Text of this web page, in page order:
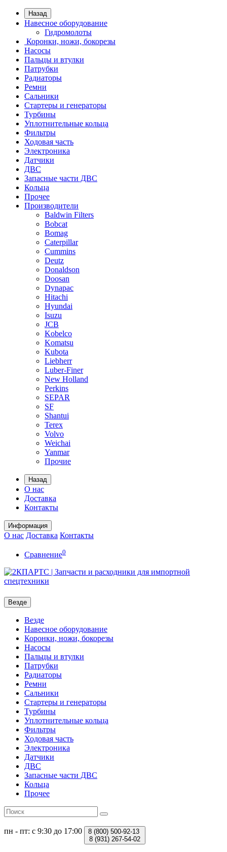
Назад
Навесное оборудование
Гидромолоты
Коронки, ножи, бокорезы
Насосы
Пальцы и втулки
Патрубки
Радиаторы
Ремни
Сальники
Стартеры и генераторы
Турбины
Уплотнительные кольца
Фильтры
Ходовая часть
Электроника
Датчики
ДВС
Запасные части ДВС
Кольца
Прочее
Производители
Baldwin Filters
Bobcat
Bomag
Caterpillar
Cummins
Deutz
Donaldson
Doosan
Dynapac
Hitachi
Hyundai
Isuzu
JCB
Kobelco
Komatsu
Kubota
Liebherr
Luber-Finer
New Holland
Perkins
SEPAR
SF
Shantui
Terex
Volvo
Weichai
Yanmar
Прочие
Назад
О нас
Доставка
Контакты
Информация
О нас Доставка Контакты
Сравнение0
Везде
Везде
Навесное оборудование
Коронки, ножи, бокорезы
Насосы
Пальцы и втулки
Патрубки
Радиаторы
Ремни
Сальники
Стартеры и генераторы
Турбины
Уплотнительные кольца
Фильтры
Ходовая часть
Электроника
Датчики
ДВС
Запасные части ДВС
Кольца
Прочее
пн - пт: с 9:30 до 17:00 8 (800) 500-92-13
8 (931) 267-54-02